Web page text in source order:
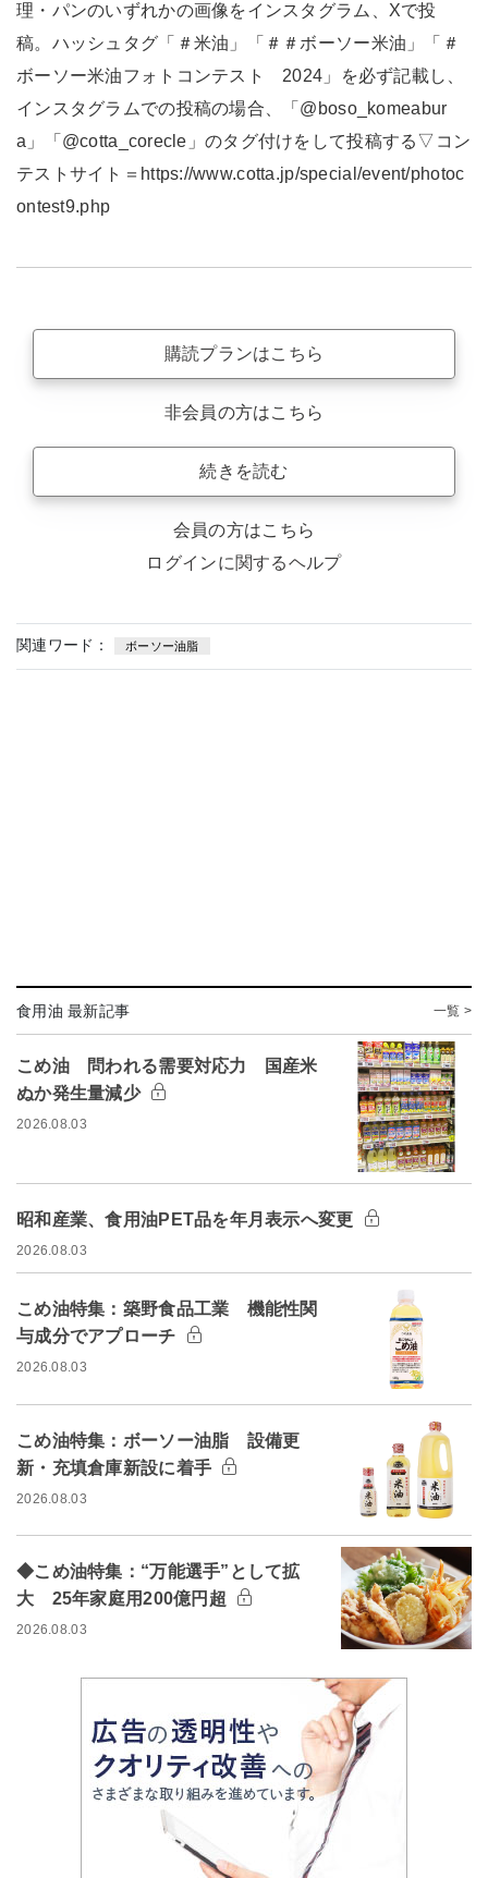
理・パンのいずれかの画像をインスタグラム、Xで投
稿。ハッシュタグ「＃米油」「＃＃ボーソー米油」「＃
ボーソー米油フォトコンテスト 2024」を必ず記載し、
インスタグラムでの投稿の場合、「@boso_komeabur
a」「@cotta_corecle」のタグ付けをして投稿する▽コン
テストサイト＝https://www.cotta.jp/special/event/photoc
ontest9.php
購読プランはこちら
非会員の方はこちら
続きを読む
会員の方はこちら
ログインに関するヘルプ
関連ワード： ボーソー油脂
食用油 最新記事 一覧 >
こめ油 問われる需要対応力 国産米
ぬか発生量減少
2026.08.03
昭和産業、食用油PET品を年月表示へ変更
2026.08.03
こめ油特集：築野食品工業 機能性関
与成分でアプローチ
2026.08.03
こめ油特集：ボーソー油脂 設備更
新・充填倉庫新設に着手
2026.08.03
◆こめ油特集：“万能選手”として拡
大 25年家庭用200億円超
2026.08.03